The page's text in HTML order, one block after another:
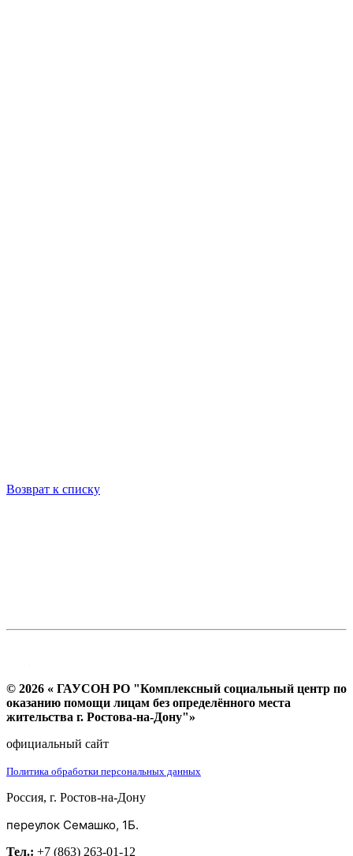
Возврат к списку
© 2026 « ГАУСОН РО "Комплексный социальный центр по
оказанию помощи лицам без определённого места
жительства г. Ростова-на-Дону"»
официальный сайт
Политика обработки персональных данных
Россия, г. Ростов-на-Дону
переулок Семашко, 1Б.
Тел.: +7 (863) 263-01-12